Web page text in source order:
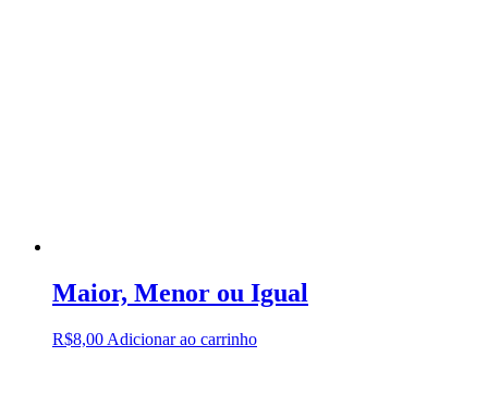
Maior, Menor ou Igual
R$8,00 Adicionar ao carrinho